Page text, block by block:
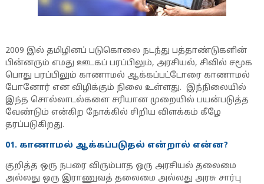
2009 இல் தமிழினப் படுகொலை நடந்து பத்தாண்டுகளின்
பின்னரும் எமது ஊடகப் பரப்பிலும், அரசியல், சிவில் சமூக
பொது பரப்பிலும் காணாமல் ஆக்கப்பட்டோரை காணாமல்
போனோர் என விழிக்கும் நிலை உள்ளது. இந்நிலையில்
இந்த சொல்லாடல்களை சரியான முறையில் பயன்படுத்த
வேண்டும் என்கிற நோக்கில் சிறிய விளக்கம் கீழே
தரப்படுகிறது.
01. காணாமல் ஆக்கப்படுதல் என்றால் என்ன?
குறித்த ஒரு நபரை விரும்பாத ஒரு அரசியல் தலைமை
அல்லது ஒரு இராணுவத் தலைமை அல்லது அரசு சார்பு